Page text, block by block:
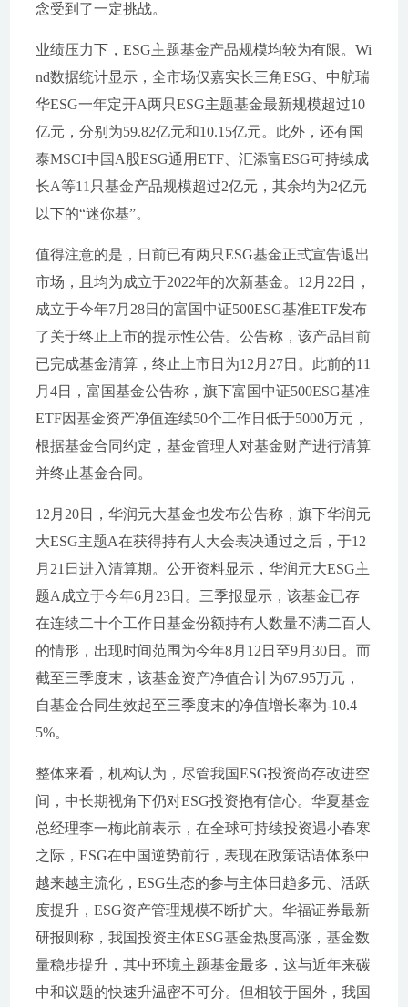
念受到了一定挑战。
业绩压力下，ESG主题基金产品规模均较为有限。Wi
nd数据统计显示，全市场仅嘉实长三角ESG、中航瑞
华ESG一年定开A两只ESG主题基金最新规模超过10
亿元，分别为59.82亿元和10.15亿元。此外，还有国
泰MSCI中国A股ESG通用ETF、汇添富ESG可持续成
长A等11只基金产品规模超过2亿元，其余均为2亿元
以下的“迷你基”。
值得注意的是，日前已有两只ESG基金正式宣告退出
市场，且均为成立于2022年的次新基金。12月22日，
成立于今年7月28日的富国中证500ESG基准ETF发布
了关于终止上市的提示性公告。公告称，该产品目前
已完成基金清算，终止上市日为12月27日。此前的11
月4日，富国基金公告称，旗下富国中证500ESG基准
ETF因基金资产净值连续50个工作日低于5000万元，
根据基金合同约定，基金管理人对基金财产进行清算
并终止基金合同。
12月20日，华润元大基金也发布公告称，旗下华润元
大ESG主题A在获得持有人大会表决通过之后，于12
月21日进入清算期。公开资料显示，华润元大ESG主
题A成立于今年6月23日。三季报显示，该基金已存
在连续二十个工作日基金份额持有人数量不满二百人
的情形，出现时间范围为今年8月12日至9月30日。而
截至三季度末，该基金资产净值合计为67.95万元，
自基金合同生效起至三季度末的净值增长率为-10.4
5%。
整体来看，机构认为，尽管我国ESG投资尚存改进空
间，中长期视角下仍对ESG投资抱有信心。华夏基金
总经理李一梅此前表示，在全球可持续投资遇小春寒
之际，ESG在中国逆势前行，表现在政策话语体系中
越来越主流化，ESG生态的参与主体日趋多元、活跃
度提升，ESG资产管理规模不断扩大。华福证券最新
研报则称，我国投资主体ESG基金热度高涨，基金数
量稳步提升，其中环境主题基金最多，这与近年来碳
中和议题的快速升温密不可分。但相较于国外，我国